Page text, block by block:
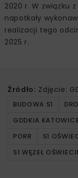
2020 r. W związku
napotkały
realizacji tego
2025 r.
Źródło: Zdjęcie:
BUDOWA S1
GDDKIA KATOWICE
PORR
S1
S1 WĘZEŁ